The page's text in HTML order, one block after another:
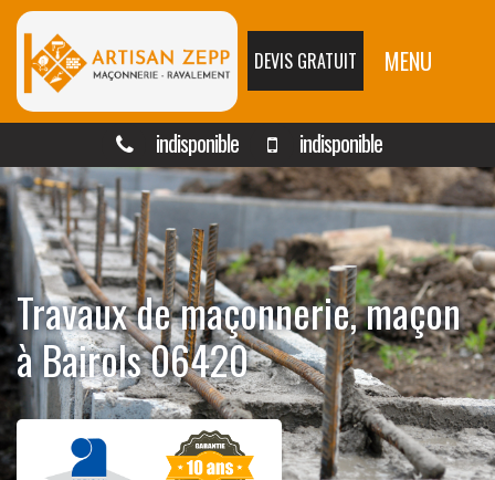
DEVIS GRATUIT MENU
indisponible indisponible
Travaux de maçonnerie, maçon
à Bairols 06420